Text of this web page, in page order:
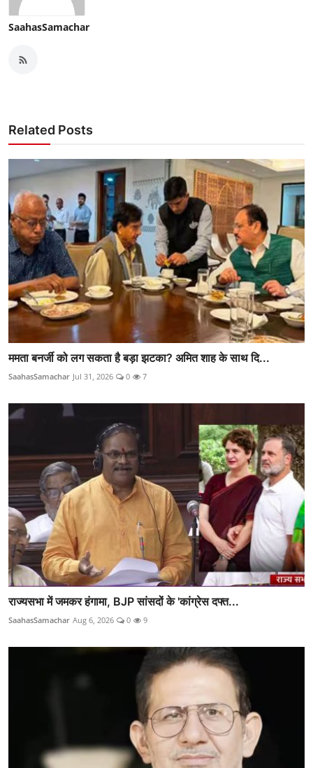
SaahasSamachar
Related Posts
ममता बनर्जी को लग सकता है बड़ा झटका? अमित शाह के साथ दि...
SaahasSamachar Jul 31, 2026 0 7
राज्यसभा में जमकर हंगामा, BJP सांसदों के 'कांग्रेस दफ्त...
SaahasSamachar Aug 6, 2026 0 9